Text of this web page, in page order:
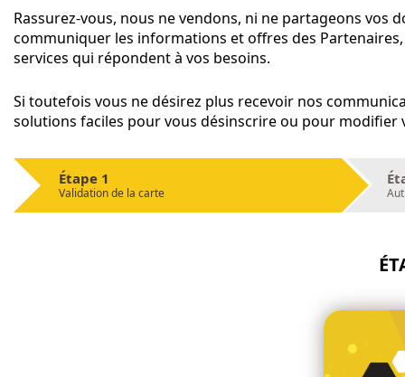
Rassurez-vous, nous ne vendons, ni ne partageons
communiquer les informations et offres des
services qui répondent à vos besoins.
Si toutefois vous ne désirez plus recevoir nos
solutions faciles pour vous désinscrire ou pour modifier
Étape 1
Validation de la carte